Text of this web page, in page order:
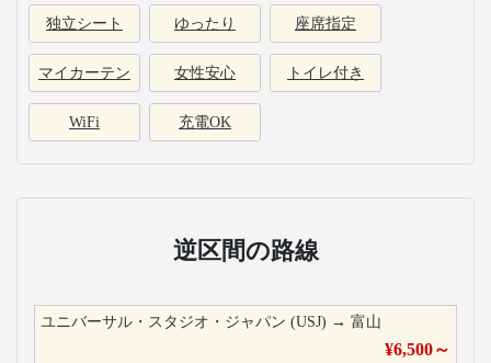
独立シート ゆったり 座席指定
マイカーテン 女性安心 トイレ付き
WiFi 充電OK
逆区間の路線
ユニバーサル・スタジオ・ジャパン (USJ) → 富山
¥6,500～